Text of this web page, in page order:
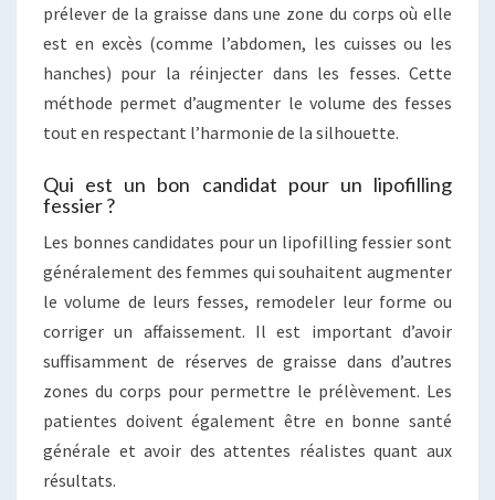
prélever de la graisse dans une zone du corps où elle
est en excès (comme l’abdomen, les cuisses ou les
hanches) pour la réinjecter dans les fesses. Cette
méthode permet d’augmenter le volume des fesses
tout en respectant l’harmonie de la silhouette.
Qui est un bon candidat pour un lipofilling
fessier ?
Les bonnes candidates pour un lipofilling fessier sont
généralement des femmes qui souhaitent augmenter
le volume de leurs fesses, remodeler leur forme ou
corriger un affaissement. Il est important d’avoir
suffisamment de réserves de graisse dans d’autres
zones du corps pour permettre le prélèvement. Les
patientes doivent également être en bonne santé
générale et avoir des attentes réalistes quant aux
résultats.